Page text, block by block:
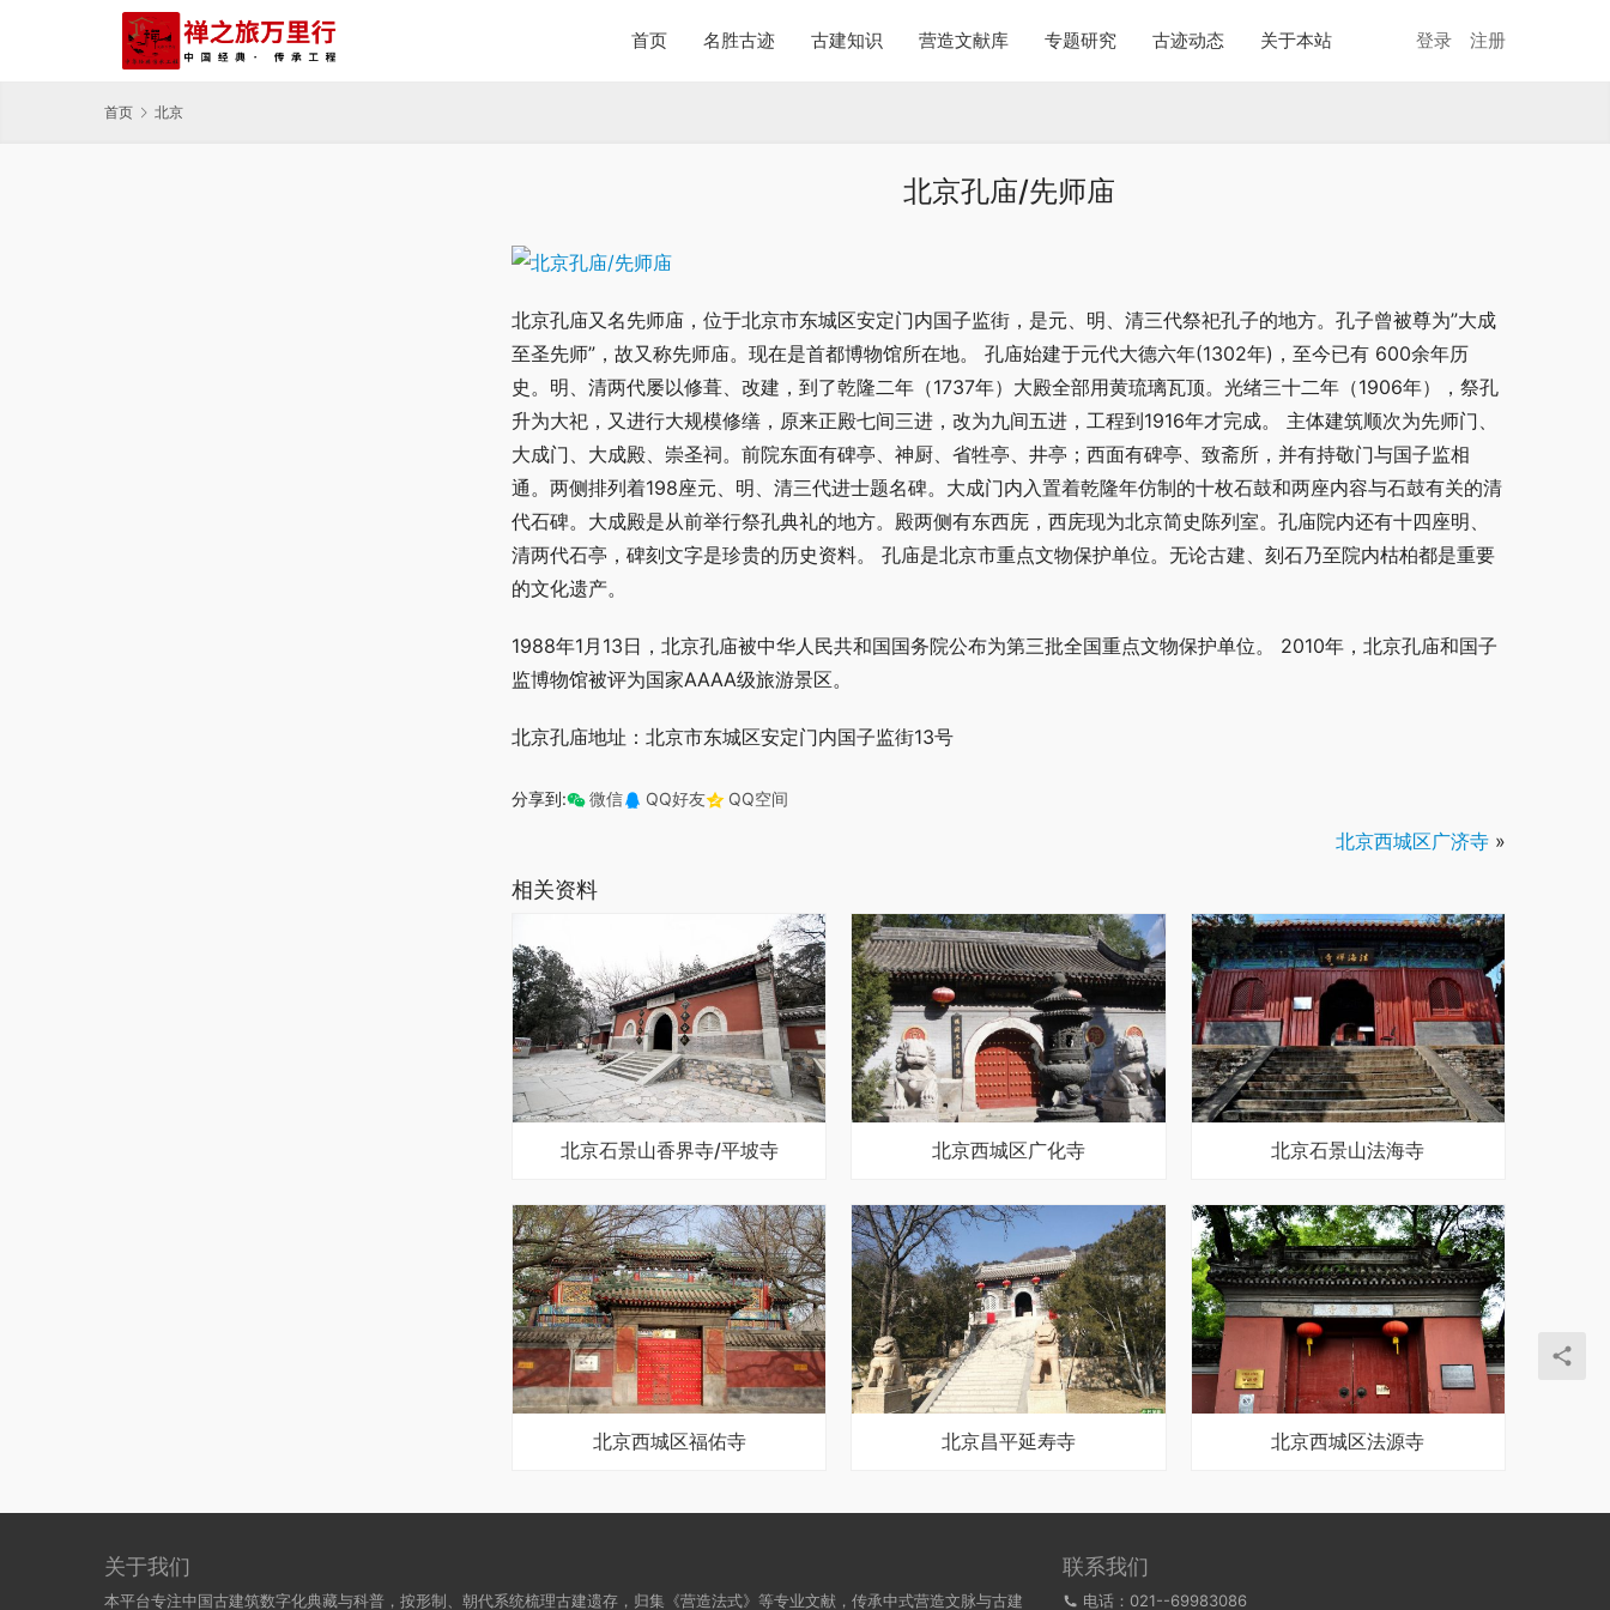
首页 名胜古迹 古建知识 营造文献库 专题研究 古迹动态 关于本站 登录 注册
首页 北京
北京孔庙/先师庙
北京孔庙又名先师庙，位于北京市东城区安定门内国子监街，是元、明、清三代祭祀孔子的地方。孔子曾被尊为”大成
至圣先师”，故又称先师庙。现在是首都博物馆所在地。 孔庙始建于元代大德六年(1302年)，至今已有 600余年历
史。明、清两代屡以修葺、改建，到了乾隆二年（1737年）大殿全部用黄琉璃瓦顶。光绪三十二年（1906年），祭孔
升为大祀，又进行大规模修缮，原来正殿七间三进，改为九间五进，工程到1916年才完成。 主体建筑顺次为先师门、
大成门、大成殿、崇圣祠。前院东面有碑亭、神厨、省牲亭、井亭；西面有碑亭、致斋所，并有持敬门与国子监相
通。两侧排列着198座元、明、清三代进士题名碑。大成门内入置着乾隆年仿制的十枚石鼓和两座内容与石鼓有关的清
代石碑。大成殿是从前举行祭孔典礼的地方。殿两侧有东西庑，西庑现为北京简史陈列室。孔庙院内还有十四座明、
清两代石亭，碑刻文字是珍贵的历史资料。 孔庙是北京市重点文物保护单位。无论古建、刻石乃至院内枯柏都是重要
的文化遗产。
1988年1月13日，北京孔庙被中华人民共和国国务院公布为第三批全国重点文物保护单位。 2010年，北京孔庙和国子
监博物馆被评为国家AAAA级旅游景区。
北京孔庙地址：北京市东城区安定门内国子监街13号
分享到: 微信 QQ好友 QQ空间
北京西城区广济寺 »
相关资料
北京石景山香界寺/平坡寺 北京西城区广化寺 北京石景山法海寺
北京西城区福佑寺 北京昌平延寿寺 北京西城区法源寺
关于我们
本平台专注中国古建筑数字化典藏与科普，按形制、朝代系统梳理古建遗存，归集《营造法式》等专业文献，传承中式营造文脉与古建
联系我们
电话：021--69983086